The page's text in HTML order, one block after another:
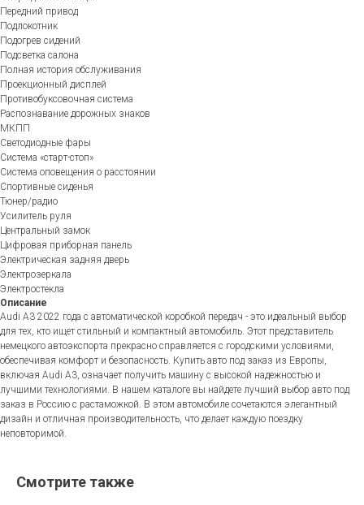
Передний привод
Подлокотник
Подогрев сидений
Подсветка салона
Полная история обслуживания
Проекционный дисплей
Противобуксовочная система
Распознавание дорожных знаков
МКПП
Светодиодные фары
Система «старт-стоп»
Система оповещения о расстоянии
Спортивные сиденья
Тюнер/радио
Усилитель руля
Центральный замок
Цифровая приборная панель
Электрическая задняя дверь
Электрозеркала
Электростекла
Описание
Audi A3 2022 года с автоматической коробкой передач - это идеальный выбор
для тех, кто ищет стильный и компактный автомобиль. Этот представитель
немецкого автоэкспорта прекрасно справляется с городскими условиями,
обеспечивая комфорт и безопасность. Купить авто под заказ из Европы,
включая Audi A3, означает получить машину с высокой надежностью и
лучшими технологиями. В нашем каталоге вы найдете лучший выбор авто под
заказ в Россию с растаможкой. В этом автомобиле сочетаются элегантный
дизайн и отличная производительность, что делает каждую поездку
неповторимой.
Смотрите также